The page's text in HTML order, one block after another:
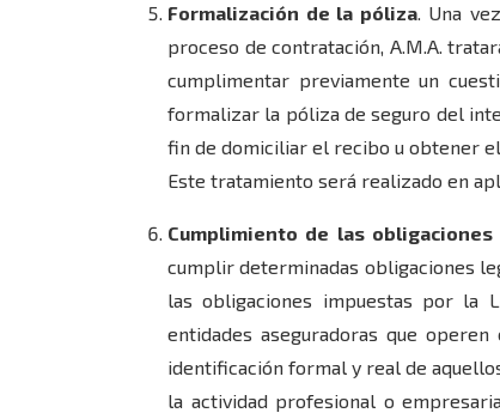
Formalización de la póliza. Una
proceso de contratación, A.M.A.
cumplimentar previamente un
formalizar la póliza de seguro del
fin de domiciliar el recibo u obtener
Este tratamiento será realizado en
Cumplimiento de las
cumplir determinadas obligaciones
las obligaciones impuestas por la
entidades aseguradoras que
identificación formal y real de
la actividad profesional o